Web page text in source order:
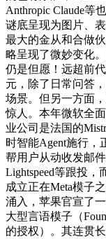
Anthropic Claude等
谜底呈现为图片、
最大的金从和合做
略呈现了微妙变化
仍是但愿！远超前
元，除了日常问答
场景。但另一方面
惊人。本年微软全
业公司是法国的
时智能Agent施行
帮用户从动收发邮
Lightspeed等跟投，
成立正在Meta模子
涌入，苹果官宣了
大型言语模子（
的授权）。其连贯